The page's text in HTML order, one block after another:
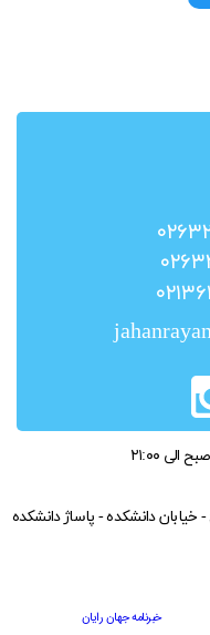
خبرنامه جهان رایان
- خیابان دانشکده - پاساژ دانشکده